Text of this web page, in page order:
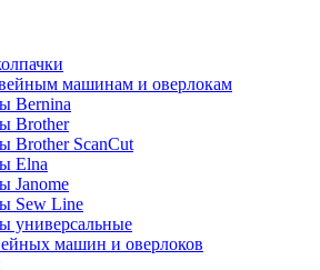
машинам и оверлокам
Bernina
Brother
Brother ScanCut
Elna
Janome
Sew Line
универсальные
машин и оверлоков